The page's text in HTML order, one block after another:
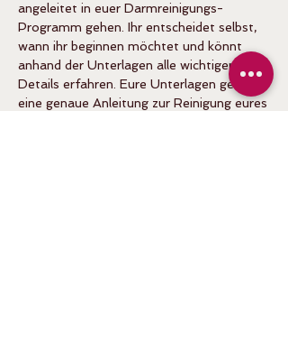
angeleitet in euer Darmreinigungs-
Programm gehen. Ihr entscheidet selbst,
wann ihr beginnen möchtet und könnt
anhand der Unterlagen alle wichtigen
Details erfahren. Eure Unterlagen geben
eine genaue Anleitung zur Reinigung eures